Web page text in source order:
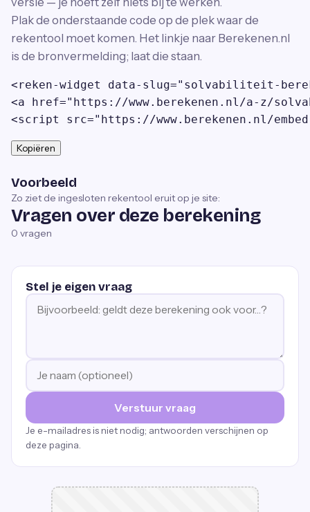
Plak de onderstaande code op de plek waar de
rekentool moet komen. Het linkje naar Berekenen.nl
is de bronvermelding; laat die staan.
<reken-widget data-slug="solvabiliteit-
<a href="https://www.berekenen.nl/a-z/
<script src="https://www.berekenen.nl/
Kopiëren
Voorbeeld
Zo ziet de ingesloten rekentool eruit op je site:
Vragen over deze berekening
0 vragen
Stel je eigen vraag
Verstuur vraag
Je e-mailadres is niet nodig; antwoorden verschijnen op
deze pagina.